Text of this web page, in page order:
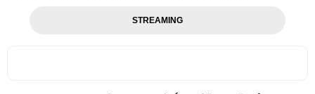
STREAMING